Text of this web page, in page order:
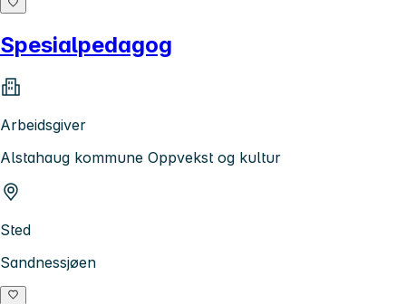
Spesialpedagog
Arbeidsgiver
Alstahaug kommune Oppvekst og kultur
Sted
Sandnessjøen